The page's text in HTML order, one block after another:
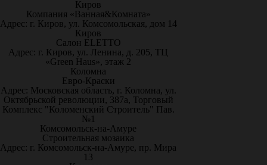
Киров
Компания «Ванная&Комната»
Адрес: г. Киров, ул. Комсомольская, дом 14
Киров
Салон ELETTO
Адрес: г. Киров, ул. Ленина, д. 205, ТЦ
«Green Haus», этаж 2
Коломна
Евро-Краски
Адрес: Московская область, г. Коломна, ул.
Октябрьской революции, 387а, Торговый
Комплекс "Коломенский Строитель" Пав.
№1
Комсомольск-на-Амуре
Строительная мозаика
Адрес: г. Комсомольск-на-Амуре, пр. Мира
13